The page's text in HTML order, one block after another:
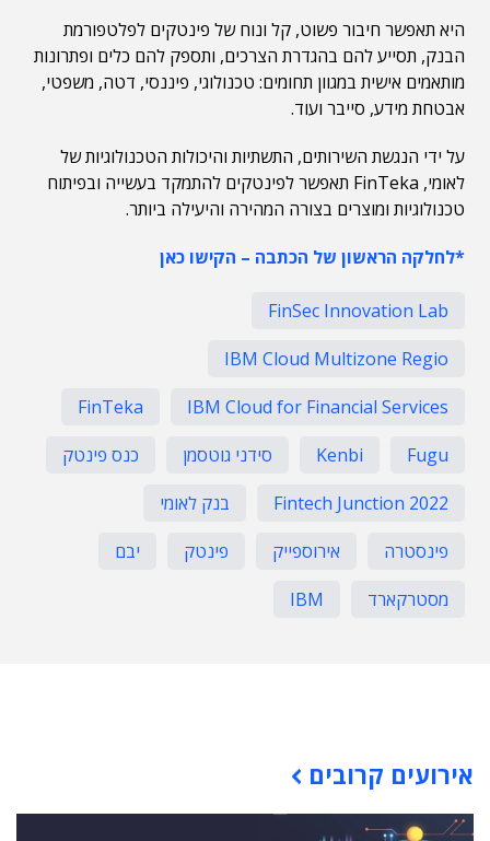
היא תאפשר חיבור פשוט, קל ונוח של פינטקים לפלטפורמת
הבנק, תסייע להם בהגדרת הצרכים, ותספק להם כלים ופתרונות
מותאמים אישית במגוון תחומים: טכנולוגי, פיננסי, דטה, משפטי,
אבטחת מידע, סייבר ועוד.
על ידי הנגשת השירותים, התשתיות והיכולות הטכנולוגיות של
לאומי, FinTeka תאפשר לפינטקים להתמקד בעשייה ובפיתוח
טכנולוגיות ומוצרים בצורה המהירה והיעילה ביותר.
*לחלקה הראשון של הכתבה – הקישו כאן
FinSec Innovation Lab
IBM Cloud Multizone Regio
IBM Cloud for Financial Services
FinTeka
Fugu
Kenbi סידני גוטסמן
כנס פינטק
Fintech Junction 2022
בנק לאומי
פינסטרה
אירוספייק פינטק
יבם
מסטרקארד
IBM
אירועים קרובים